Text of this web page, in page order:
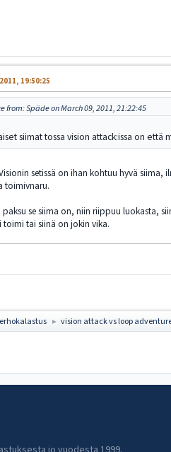
19:50:25
from: Späde on March 09, 2011, 21:22:45
siimat tossa vision attack:issa on
setissä on ihan kohtuu hyvä siima,
toimivnaru.
paksu se siima on, niin riippuu luokasta,
toimi tai siinä on jokin vika.
► vision attack vs loop